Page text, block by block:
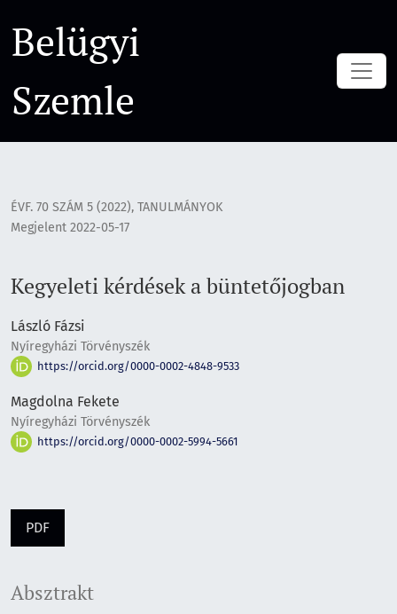
Belügyi
Szemle
ÉVF. 70 SZÁM 5 (2022), TANULMÁNYOK
Kegyeleti kérdések a büntetőjogban
Megjelent 2022-05-17
László Fázsi
Nyíregyházi Törvényszék
https://orcid.org/0000-0002-4848-9533
Magdolna Fekete
Nyíregyházi Törvényszék
https://orcid.org/0000-0002-5994-5661
PDF
Absztrakt